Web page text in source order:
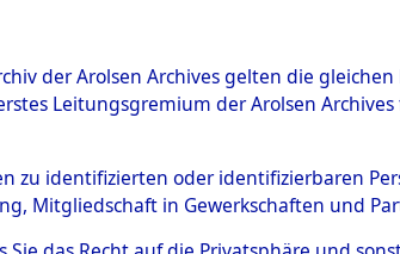
ARCHIVALE ÜBERSICHT
der Arolsen Archives gelten die
Leitungsgremium der Arolsen
zu identifizierten oder identifizierbaren
Mitgliedschaft in Gewerkschaften und